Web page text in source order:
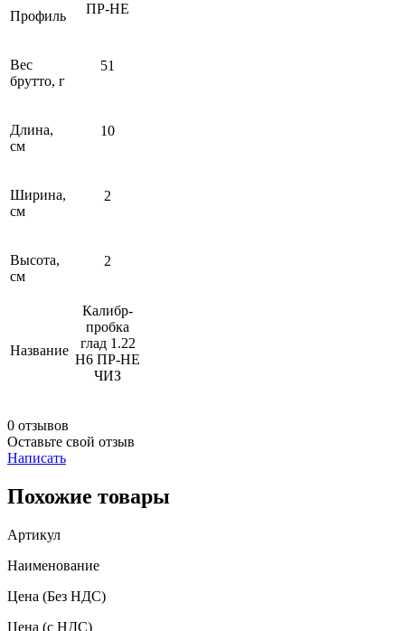
Профиль ПР-НЕ
Вес
брутто, г
51
Длина,
см
10
Ширина,
см
2
Высота,
см
2
Название
Калибр-
пробка
глад 1.22
H6 ПР-НЕ
ЧИЗ
0 отзывов
Оставьте свой отзыв
Написать
Похожие товары
Артикул
Наименование
Цена (Без НДС)
Цена (с НДС)